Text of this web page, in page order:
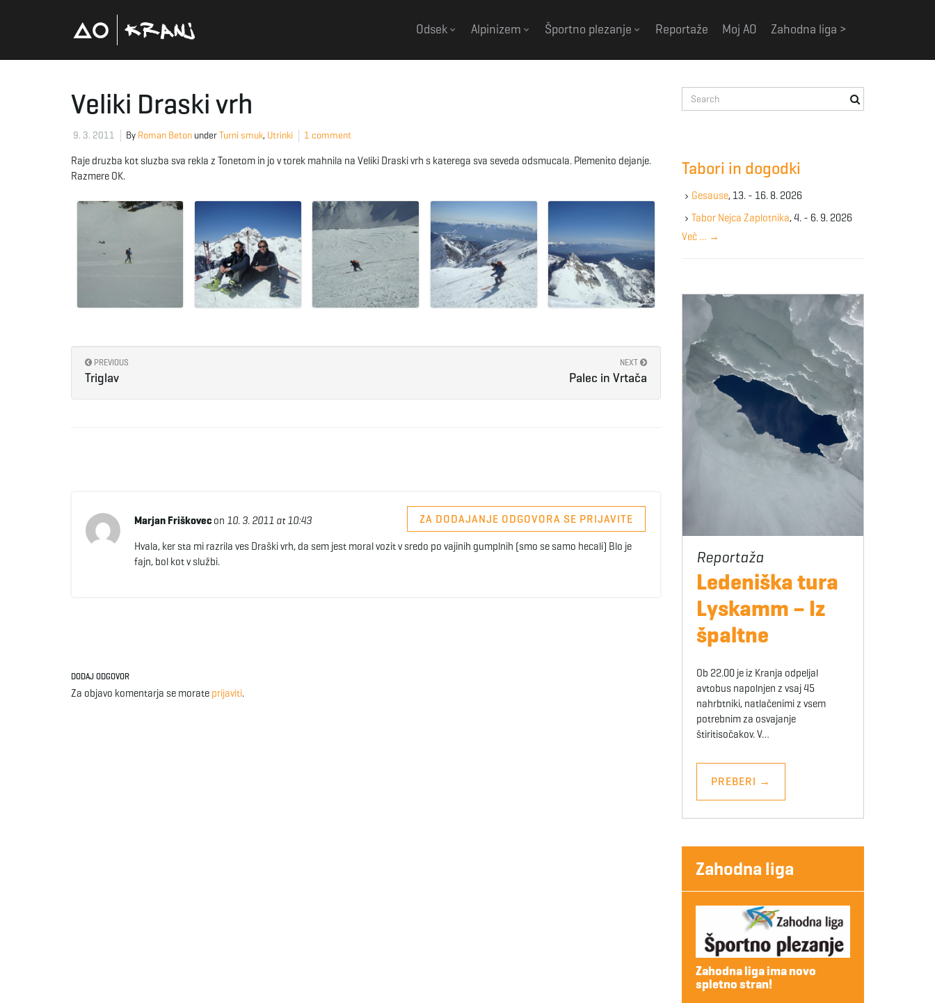
Odsek Alpinizem Športno plezanje Reportaže Moj AO Zahodna liga >
Veliki Draski vrh
9. 3. 2011 By Roman Beton underTurni smuk, Utrinki 1 comment
Raje druzba kot sluzba sva rekla z Tonetom in jo v torek mahnila na Veliki Draski vrh s katerega sva seveda odsmucala. Plemenito dejanje.
Razmere OK.
PREVIOUS
Triglav
NEXT
Palec in Vrtača
Marjan Friškovecon 10. 3. 2011 at 10:43 ZA DODAJANJE ODGOVORA SE PRIJAVITE
Hvala, ker sta mi razrila ves Draški vrh, da sem jest moral vozit v sredo po vajinih gumplnih (smo se samo hecali) Blo je
fajn, bol kot v službi.
DODAJ ODGOVOR
Za objavo komentarja se morate prijaviti.
e
e
y
w
r
Tabori in dogodki
Gesause, 13. - 16. 8. 2026
Tabor Nejca Zaplotnika, 4. - 6. 9. 2026
Več … →
Ledeniška tura
Lyskamm – Iz
špaltne
Ob 22.00 je iz Kranja odpeljal
avtobus napolnjen z vsaj 45
nahrbtniki, natlačenimi z vsem
potrebnim za osvajanje
štiritisočakov. V…
PREBERI →
Zahodna liga
Zahodna liga ima novo
spletno stran!